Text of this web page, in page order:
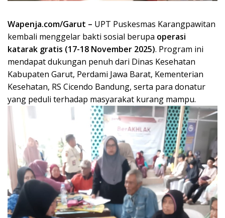
Wapenja.com/Garut – UPT Puskesmas Karangpawitan
kembali menggelar bakti sosial berupa operasi
katarak gratis (17-18 November 2025). Program ini
mendapat dukungan penuh dari Dinas Kesehatan
Kabupaten Garut, Perdami Jawa Barat, Kementerian
Kesehatan, RS Cicendo Bandung, serta para donatur
yang peduli terhadap masyarakat kurang mampu.